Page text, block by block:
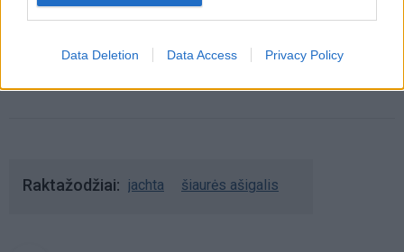
Data Deletion Data Access Privacy Policy
Dingo ne tik banko kortelė: ištuštėjo
Raktažodžiai jachta šiaurės ašigalis